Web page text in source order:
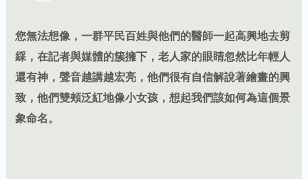
您無法想像，一群平民百姓與他們的醫師一起高興地去剪
綵，在記者與媒體的簇擁下，老人家的眼睛忽然比年輕人
還有神，聲音越講越宏亮，他們很有自信解說著繪畫的興
致，他們雙頰泛紅地像小女孩，想起我們該如何為這個景
象命名。